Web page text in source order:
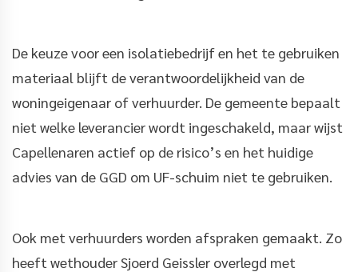
De keuze voor een isolatiebedrijf en het te gebruiken
materiaal blijft de verantwoordelijkheid van de
woningeigenaar of verhuurder. De gemeente bepaalt
niet welke leverancier wordt ingeschakeld, maar wijst
Capellenaren actief op de risico’s en het huidige
advies van de GGD om UF-schuim niet te gebruiken.
Ook met verhuurders worden afspraken gemaakt. Zo
heeft wethouder Sjoerd Geissler overlegd met